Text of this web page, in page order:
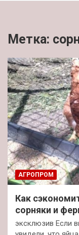
Метка:
АГРОПРОМ
Как
сорняки и
эксклюзив Если